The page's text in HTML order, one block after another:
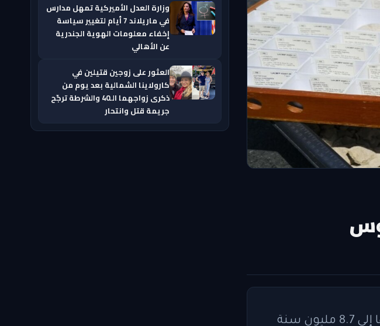
تمكن الخبراء من اكتشاف الآلاف من الحفريات البحرية التي يعود تاريخها إلى 8.7 مليون سنة
وزارة العدل الأميركية تمهل مدارس
في ماريلاند 7 أيام لتغيير سياسة
إخفاء معلومات الهوية الجندرية
عن الأهالي
العثور على زوجين قتيلين في
كارولاينا الشمالية بعد يوم من
ذكرى زواجهما الـ40 والشرطة ترجّح
جريمة قتل وانتحار